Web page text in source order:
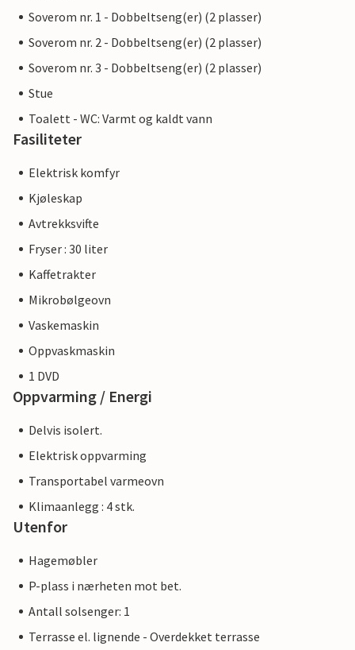
Soverom nr. 1 - Dobbeltseng(er) (2 plasser)
Soverom nr. 2 - Dobbeltseng(er) (2 plasser)
Soverom nr. 3 - Dobbeltseng(er) (2 plasser)
Stue
Toalett - WC: Varmt og kaldt vann
Fasiliteter
Elektrisk komfyr
Kjøleskap
Avtrekksvifte
Fryser : 30 liter
Kaffetrakter
Mikrobølgeovn
Vaskemaskin
Oppvaskmaskin
1 DVD
Oppvarming / Energi
Delvis isolert.
Elektrisk oppvarming
Transportabel varmeovn
Klimaanlegg : 4 stk.
Utenfor
Hagemøbler
P-plass i nærheten mot bet.
Antall solsenger: 1
Terrasse el. lignende - Overdekket terrasse